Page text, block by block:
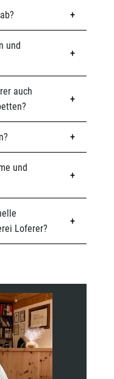
und
auch
und
Loferer?